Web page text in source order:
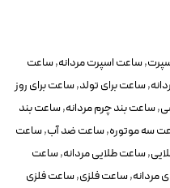
,ساعت اسپرت مردانه,ساعت
,ساعت برای تولد,ساعت برای روز
ساعت بند چرم مردانه,ساعت بند
موتوره,ساعت ضد آب,ساعت
,ساعت طلایی مردانه,ساعت
,ساعت فلزی,ساعت فلزی